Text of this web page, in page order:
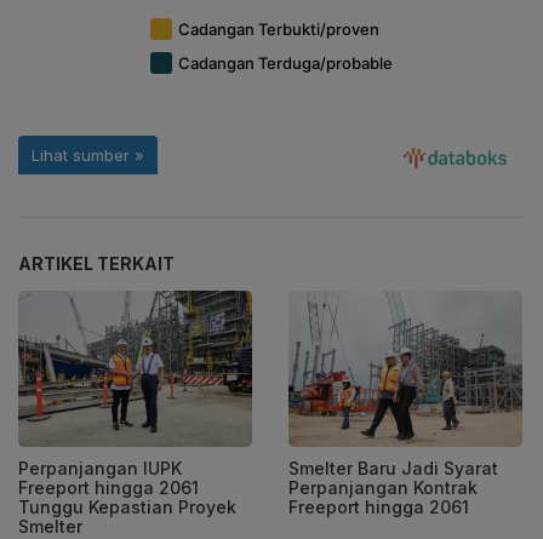
ARTIKEL TERKAIT
Perpanjangan IUPK
Freeport hingga 2061
Tunggu Kepastian Proyek
Smelter
Smelter Baru Jadi Syarat
Perpanjangan Kontrak
Freeport hingga 2061